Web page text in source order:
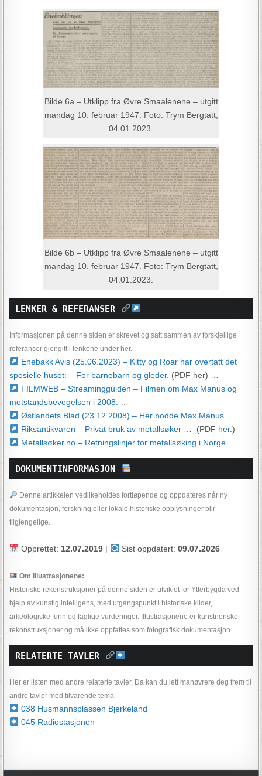
Bilde 6a – Utklipp fra Øvre Smaalenene – utgitt
mandag 10. februar 1947. Foto: Trym Bergtatt,
04.01.2023.
Bilde 6b – Utklipp fra Øvre Smaalenene – utgitt
mandag 10. februar 1947. Foto: Trym Bergtatt,
04.01.2023.
LENKER & REFERANSER
Informasjonen på denne siden er skrevet og satt sammen av forskjellige
referanser gjengitt i lenkene under her.
Enebakk Avis (25.06.2023) – Kitty og Roar har overtatt det
spesielle huset: – For barnebarn og gleder. (PDF her) …
FILMWEB – Streamingguiden – Filmen om Max Manus og
motstandsbevegelsen i 2008.
Østlandets Blad (23.12.2008) – Her bodde Max Manus.
Riksantikvaren – Privat bruk av metallsøker … (PDF her.)
Metallsøker.no – Retningslinjer for metallsøking i Norge
DOKUMENTINFORMASJON
Denne artikkelen vedlikeholdes fortløpende og oppdateres når ny
dokumentasjon, forskning eller lokale historiske opplysninger blir
tilgjengelige.
Opprettet: 12.07.2019 | Sist oppdatert:09.07.2026
Om illustrasjonene:
Historiske rekonstruksjoner på denne siden er utviklet for Ytterbygda ved
hjelp av kunstig intelligens, med utgangspunkt i historiske kilder,
arkeologiske funn og faglige vurderinger. Illustrasjonene er kunstneriske
rekonstruksjoner og må ikke oppfattes som fotografisk dokumentasjon.
RELATERTE TAVLER
Her er listen med andre relaterte tavler. Da kan du lett manøvrere deg frem til
andre tavler med tilvarende tema.
038 Husmannsplassen Bjerkeland
045 Radiostasjonen